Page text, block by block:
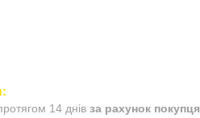
14 днів за рахунок покупця